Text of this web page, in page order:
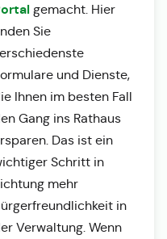
gemacht. Hier
Sie
und Dienste,
Ihnen im besten Fall
Gang ins Rathaus
Das ist ein
Schritt in
mehr
in
Verwaltung. Wenn